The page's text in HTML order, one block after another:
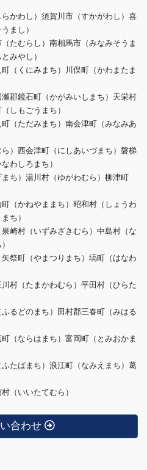
かわし）須賀川市（すかがわし）喜
まし）
たむらし）南相馬市（みなみそうま
みやし）
（くにみまち）川俣町（かわまたま
郡鏡石町（かがみいしまち）天栄村
しもごうまち）
（ただみまち）南会津町（みなみあ
）西会津町（にしあいづまち）磐梯
わしろまち）
ち）湯川村（ゆがわむら）柳津町
（かねやままち）昭和村（しょうわ
ち）
崎村（いずみざきむら）中島村（な
祭町（やまつりまち）塙町（はなわ
村（たまかわむら）平田村（ひらた
るどのまち）田村郡三春町（みはる
（ならはまち）富岡町（とみおかま
たばまち）浪江町（なみえまち）葛
（いいたてむら）
合わせ